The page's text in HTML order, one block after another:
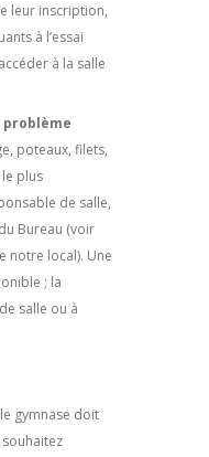
leur inscription,
à l’essai
à la salle
problème
poteaux, filets,
plus
de salle,
Bureau (voir
notre local). Une
; la
salle ou à
gymnase doit